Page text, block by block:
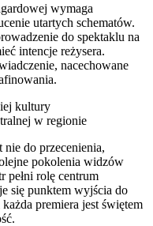
wymaga
utartych schematów.
do spektaklu na
intencje reżysera.
nacechowane
kultury
w regionie
do przecenienia,
pokolenia widzów
pełni rolę centrum
się punktem wyjścia do
premiera jest świętem